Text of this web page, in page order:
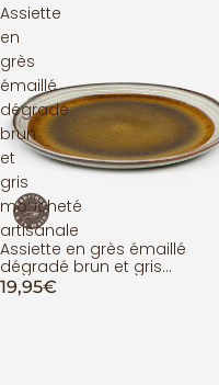
Assiette
en
grès
émaillé
dégradé
brun
et
gris
moucheté
artisanale
Assiette en grès émaillé
dégradé brun et gris
moucheté artisanale
19,95€